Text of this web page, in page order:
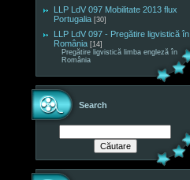
LLP LdV 097 Mobilitate 2013 flux
Portugalia [30]
LLP LdV 097 - Pregătire ligvistică în
România [14]
Pregătire ligvistică limba engleză în
România
Search